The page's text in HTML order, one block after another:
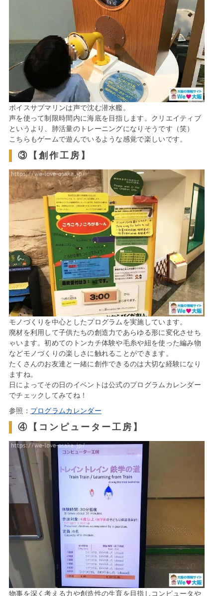
ボイスサブマリンは声で沈む潜水艦。
声を使って制限時間内に海底を目指します。クリエイティブ
というより、肺活量のトレーニングになりそうです（笑）
こちらもゲームで遊んでいるような感覚で楽しいです。
③【創作工房】
モノづくりを中心としたプログラムを実施しています。
廃材を利用して子供たちの創造力であらゆる形に変化させち
ゃいます。初めてのトンカチ体験や毛糸や紐を使った編み物
などモノづくりの楽しさに触れることができます。
たくさんのお友達と一緒に創作できるのは大切な経験になり
ますね。
日によってその日のイベントは公式のプログラムカレンダー
でチェックしてみてね！
参照： プログラムカレンダー
④【コンピューター工房】
物事を深く考える力や創造性の生育を目指しコンピュータや